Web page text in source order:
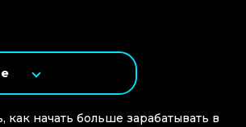
как начать больше зарабатывать в